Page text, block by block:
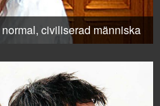
civiliserad människa